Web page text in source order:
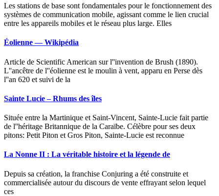
Les stations de base sont fondamentales pour le fonctionnement des
systèmes de communication mobile, agissant comme le lien crucial
entre les appareils mobiles et le réseau plus large. Elles
Éolienne — Wikipédia
Article de Scientific American sur l''invention de Brush (1890).
L''ancêtre de l''éolienne est le moulin à vent, apparu en Perse dès
l''an 620 et suivi de la
Sainte Lucie – Rhums des îles
Située entre la Martinique et Saint-Vincent, Sainte-Lucie fait partie
de l''héritage Britannique de la Caraïbe. Célèbre pour ses deux
pitons: Petit Piton et Gros Piton, Sainte-Lucie est reconnue
La Nonne II : La véritable histoire et la légende de
Depuis sa création, la franchise Conjuring a été construite et
commercialisée autour du discours de vente effrayant selon lequel
ces